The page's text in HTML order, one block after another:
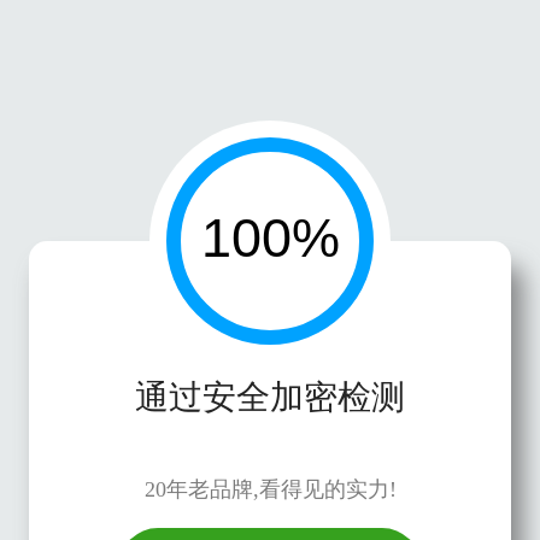
通过安全加密检测
20年老品牌,看得见的实力!